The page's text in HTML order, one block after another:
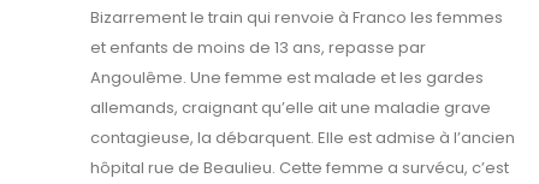
Bizarrement le train qui renvoie à Franco les femmes
et enfants de moins de 13 ans, repasse par
Angoulême. Une femme est malade et les gardes
allemands, craignant qu’elle ait une maladie grave
contagieuse, la débarquent. Elle est admise à l’ancien
hôpital rue de Beaulieu. Cette femme a survécu, c’est